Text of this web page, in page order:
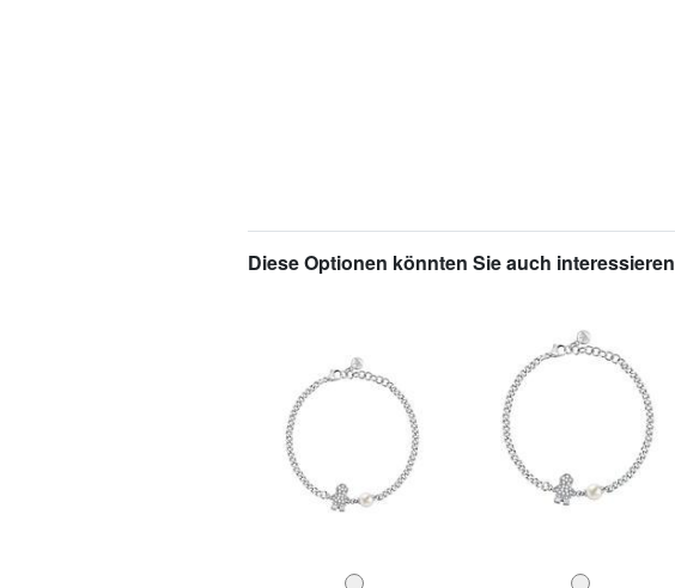
Diese Optionen könnten Sie auch interessieren